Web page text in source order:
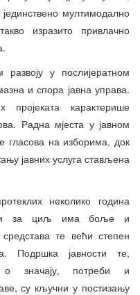
мултимодално
изразито привлачно
у послијератном
и спора јавна управа.
пројеката карактерише
Радна мјеста у јавном
гласова на изборима, док
јавних услуга стављена
неколико година
за циљ има боље и
те већи степен
Подршка јавности те,
о значају, потреби и
су кључни у постизању